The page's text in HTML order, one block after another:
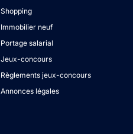
Shopping
Immobilier neuf
Portage salarial
Jeux-concours
Règlements jeux-concours
Annonces légales